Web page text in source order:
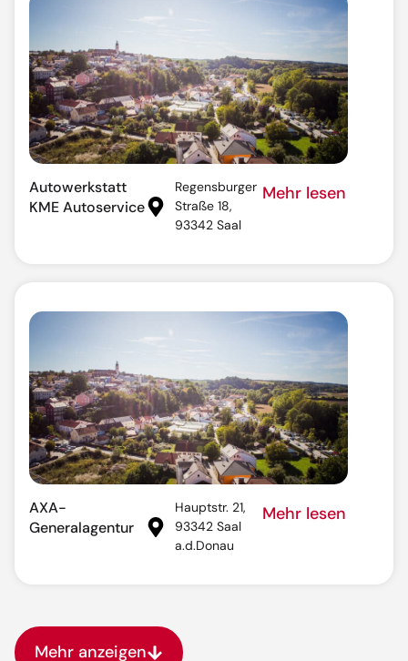
Autowerkstatt
KME Autoservice
Regensburger
Straße 18,
93342 Saal
Mehr lesen
AXA-
Generalagentur
Hauptstr. 21,
93342 Saal
a.d.Donau
Mehr lesen
Mehr anzeigen